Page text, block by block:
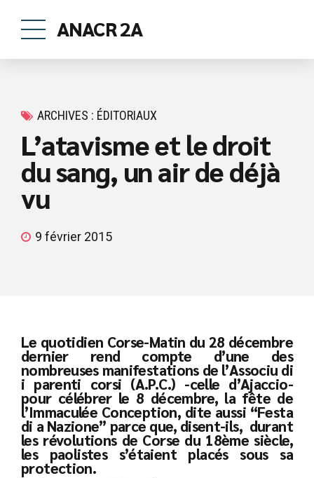
ANACR 2A
ARCHIVES : ÉDITORIAUX
L’atavisme et le droit
du sang, un air de déjà
vu
9 février 2015
Le quotidien Corse-Matin du 28 décembre
dernier rend compte d’une des
nombreuses manifestations de l’Associu di
i parenti corsi (A.P.C.) -celle d’Ajaccio-
pour célébrer le 8 décembre, la fête de
l’Immaculée Conception, dite aussi “Festa
di a Nazione” parce que, disent-ils, durant
les révolutions de Corse du 18ème siècle,
les paolistes s’étaient placés sous sa
protection.